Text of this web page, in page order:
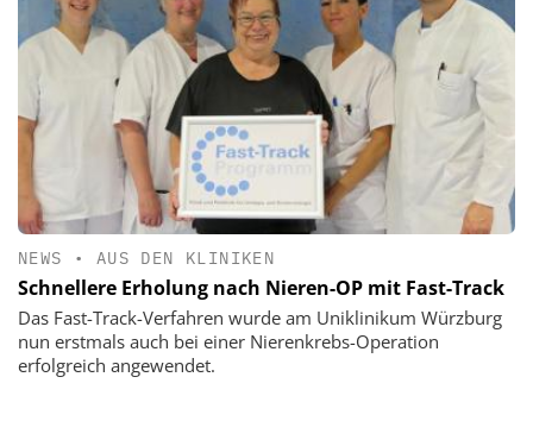
NEWS • AUS DEN KLINIKEN
Schnellere Erholung nach Nieren-OP mit Fast-Track
Das Fast-Track-Verfahren wurde am Uniklinikum Würzburg
nun erstmals auch bei einer Nierenkrebs-Operation
erfolgreich angewendet.